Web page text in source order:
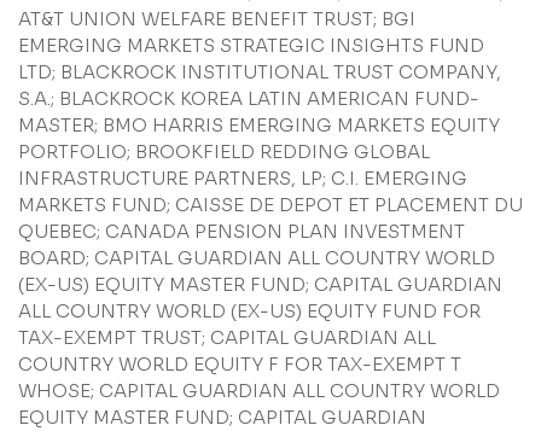
AT&T UNION WELFARE BENEFIT TRUST; BGI
EMERGING MARKETS STRATEGIC INSIGHTS FUND
LTD; BLACKROCK INSTITUTIONAL TRUST COMPANY,
S.A.; BLACKROCK KOREA LATIN AMERICAN FUND-
MASTER; BMO HARRIS EMERGING MARKETS EQUITY
PORTFOLIO; BROOKFIELD REDDING GLOBAL
INFRASTRUCTURE PARTNERS, LP; C.I. EMERGING
MARKETS FUND; CAISSE DE DEPOT ET PLACEMENT DU
QUEBEC; CANADA PENSION PLAN INVESTMENT
BOARD; CAPITAL GUARDIAN ALL COUNTRY WORLD
(EX-US) EQUITY MASTER FUND; CAPITAL GUARDIAN
ALL COUNTRY WORLD (EX-US) EQUITY FUND FOR
TAX-EXEMPT TRUST; CAPITAL GUARDIAN ALL
COUNTRY WORLD EQUITY F FOR TAX-EXEMPT T
WHOSE; CAPITAL GUARDIAN ALL COUNTRY WORLD
EQUITY MASTER FUND; CAPITAL GUARDIAN